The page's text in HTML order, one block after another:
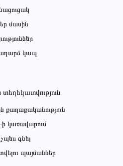
մասին
կապ
քաղաքականություն
կառավարում
գնել
պայմաններ